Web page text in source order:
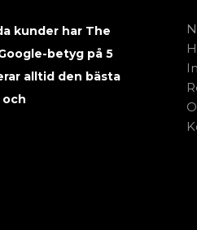
kunder har The
betyg på 5
alltid den bästa